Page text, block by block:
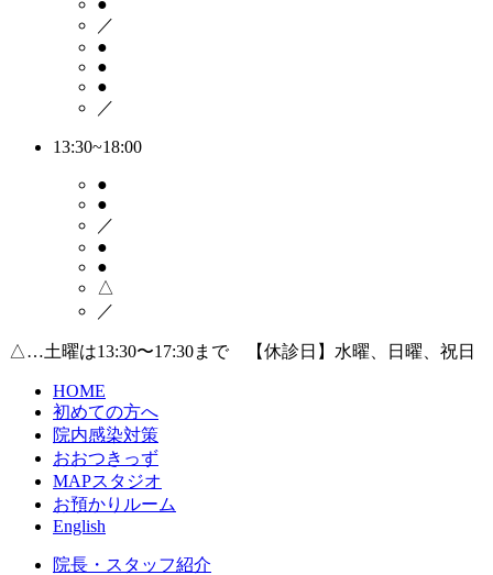
／
●
●
●
／
13:30~18:00
●
●
／
●
●
△
／
△…土曜は13:30〜17:30まで 【休診日】水曜、日曜、祝日
HOME
初めての方へ
院内感染対策
おおつきっず
MAPスタジオ
お預かりルーム
English
院長・スタッフ紹介